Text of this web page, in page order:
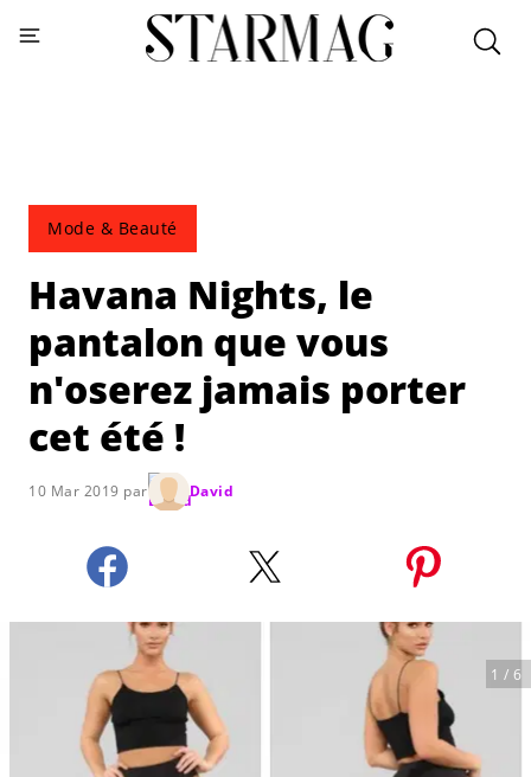
Mode & Beauté
Havana Nights, le
pantalon que vous
n'oserez jamais porter
cet été !
10 Mar 2019 par David
1 / 6